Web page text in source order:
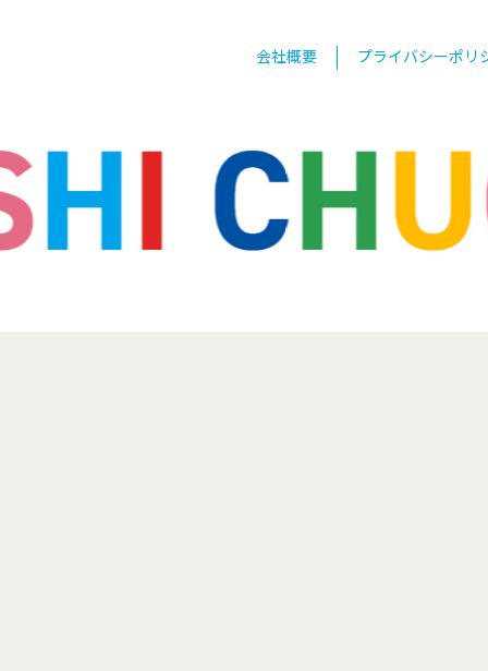
会社概要 プライバシーポリ